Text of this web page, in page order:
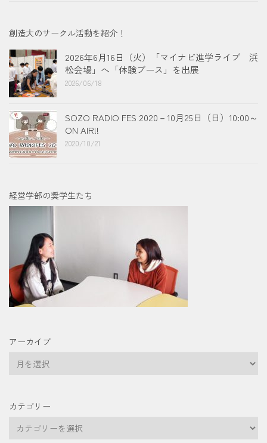
創造大のサークル活動を紹介！
2026年6月16日（火）「マイナビ進学ライブ 浜
松会場」へ「体験ブース」を出展
2026/06/18
SOZO RADIO FES 2020－10月25日（日）10:00～
ON AIR!!
2020/10/21
経営学部の奨学生たち
アーカイブ
イ
カテゴリー